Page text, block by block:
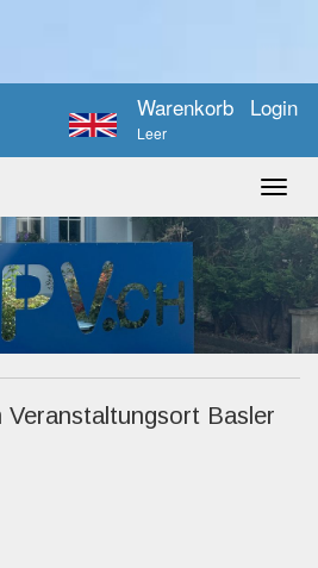
Login
Warenkorb
Leer
Veranstaltungsort Basler